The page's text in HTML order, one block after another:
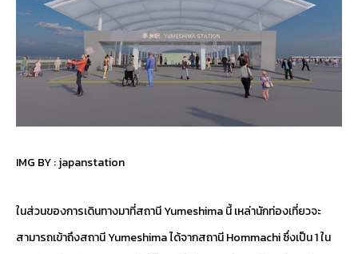
IMG BY :japanstation
ในส่วนของการเดินทางมาที่สถานี Yumeshima นี้ เหล่านักท่องเที่ยวจะ
สามารถเข้าถึงสถานี Yumeshima ได้จากสถานี Hommachi ซึ่งเป็น 1 ใน